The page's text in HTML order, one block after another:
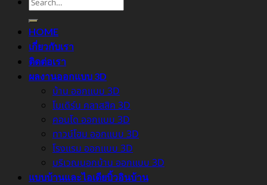
HOME
เกี่ยวกับเรา
ติดต่อเรา
ผลงานออกแบบ 3D
บ้าน ออกแบบ 3D
โมเดิร์น คลาสสิค 3D
คอนโด ออกแบบ 3D
ทาวน์โฮม ออกแบบ 3D
โรงแรม ออกแบบ 3D
บริเวณนอกบ้าน ออกแบบ 3D
แบบบ้านและไอเดียบิ้วอินบ้าน